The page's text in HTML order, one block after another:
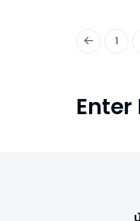
1
Enter